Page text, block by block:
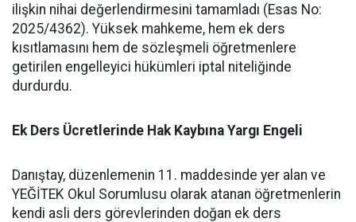
ilişkin nihai değerlendirmesini tamamladı (Esas No:
2025/4362). Yüksek mahkeme, hem ek ders
kısıtlamasını hem de sözleşmeli öğretmenlere
getirilen engelleyici hükümleri iptal niteliğinde
durdurdu.
​Ek Ders Ücretlerinde Hak Kaybına Yargı Engeli
​Danıştay, düzenlemenin 11. maddesinde yer alan ve
YEĞİTEK Okul Sorumlusu olarak atanan öğretmenlerin
kendi asli ders görevlerinden doğan ek ders